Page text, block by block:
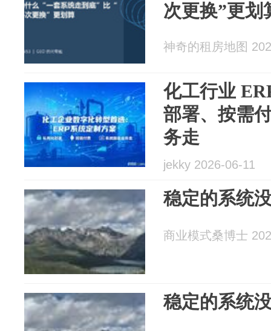
次更换”更划
神奇的租房地图
化工行业
部署、按需
务走
jekky 2026-06-11
稳定的系统
商业模式桑博士
稳定的系统